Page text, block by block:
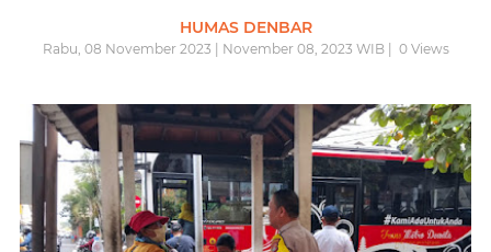
HUMAS DENBAR
Rabu, 08 November 2023 | November 08, 2023 WIB | 0Views